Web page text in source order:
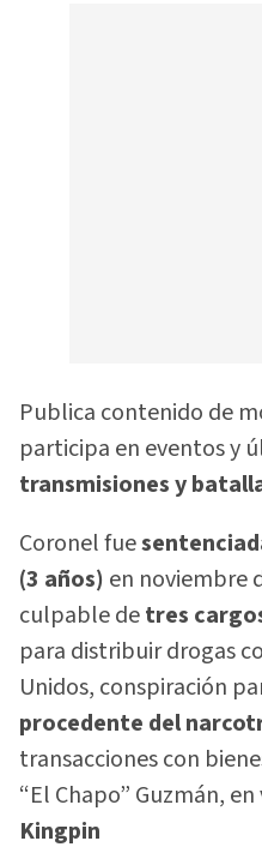
Publica contenido de
participa en eventos y
transmisiones y
Coronel fue
(3 años) en noviembre
culpable detres
para distribuir drogas
Unidos, conspiración
procedente del
transacciones con
“El Chapo” Guzmán,
Kingpin